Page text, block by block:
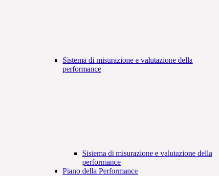
Sistema di misurazione e valutazione della
performance
Sistema di misurazione e valutazione della
performance
Piano della Performance